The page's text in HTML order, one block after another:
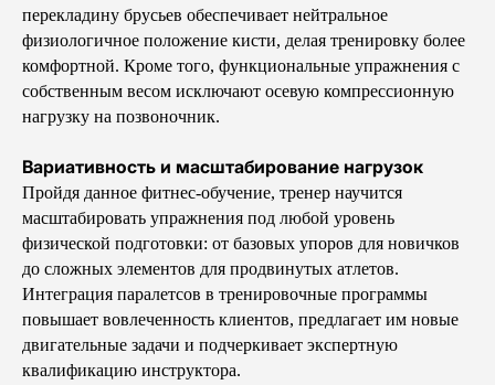
перекладину брусьев обеспечивает нейтральное
физиологичное положение кисти, делая тренировку более
комфортной. Кроме того, функциональные упражнения с
собственным весом исключают осевую компрессионную
нагрузку на позвоночник.
Вариативность и масштабирование нагрузок
Пройдя данное фитнес-обучение, тренер научится
масштабировать упражнения под любой уровень
физической подготовки: от базовых упоров для новичков
до сложных элементов для продвинутых атлетов.
Интеграция паралетсов в тренировочные программы
повышает вовлеченность клиентов, предлагает им новые
двигательные задачи и подчеркивает экспертную
квалификацию инструктора.